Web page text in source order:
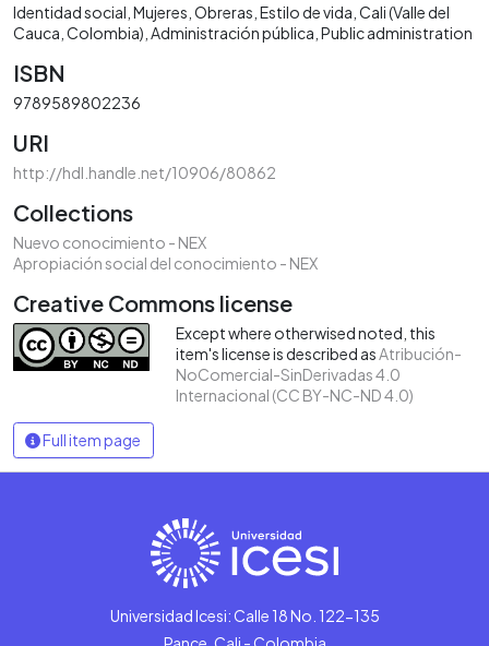
Identidad social Mujeres Obreras Estilo de vida Cali (Valle del
Cauca, Colombia) Administración pública Public administration
ISBN
9789589802236
URI
http://hdl.handle.net/10906/80862
Collections
Nuevo conocimiento - NEX
Apropiación social del conocimiento - NEX
Creative Commons license
Except where otherwised noted, this
item's license is described asAtribución-
NoComercial-SinDerivadas 4.0
Internacional (CC BY-NC-ND 4.0)
Full item page
Universidad Icesi: Calle 18 No. 122-135